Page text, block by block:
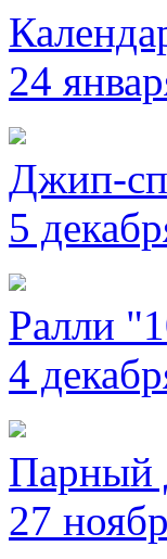
24
Джип-
5
Ралли
4
Парный
27